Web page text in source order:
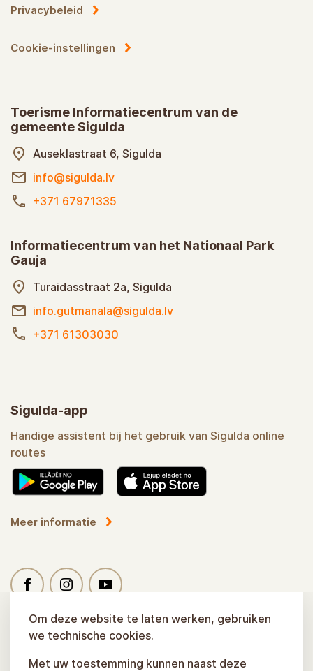
Privacybeleid
Cookie-instellingen
Toerisme Informatiecentrum van de
gemeente Sigulda
Auseklastraat 6, Sigulda
info@sigulda.lv
+371 67971335
Informatiecentrum van het Nationaal Park
Gauja
Turaidasstraat 2a, Sigulda
info.gutmanala@sigulda.lv
+371 61303030
Sigulda-app
Handige assistent bij het gebruik van Sigulda online
routes
Meer informatie
Om deze website te laten werken, gebruiken
we technische cookies.
Met uw toestemming kunnen naast deze